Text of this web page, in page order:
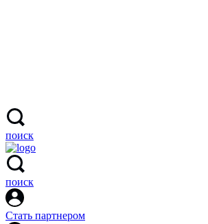
поиск
поиск
Стать партнером